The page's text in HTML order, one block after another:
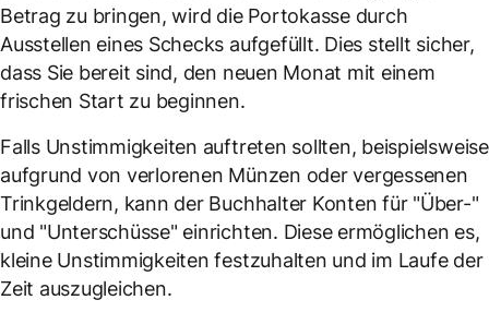
Betrag zu bringen, wird die Portokasse durch
Ausstellen eines Schecks aufgefüllt. Dies stellt sicher,
dass Sie bereit sind, den neuen Monat mit einem
frischen Start zu beginnen.
Falls Unstimmigkeiten auftreten sollten, beispielsweise
aufgrund von verlorenen Münzen oder vergessenen
Trinkgeldern, kann der Buchhalter Konten für "Über-"
und "Unterschüsse" einrichten. Diese ermöglichen es,
kleine Unstimmigkeiten festzuhalten und im Laufe der
Zeit auszugleichen.